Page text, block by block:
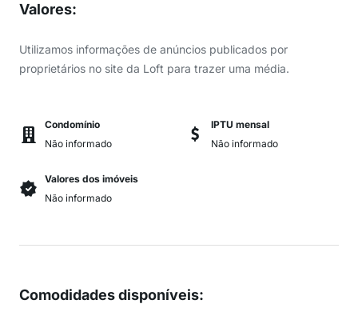
Valores:
Utilizamos informações de anúncios publicados por
proprietários no site da Loft para trazer uma média.
Condomínio
Não informado
IPTU mensal
Não informado
Valores dos imóveis
Não informado
Comodidades disponíveis: